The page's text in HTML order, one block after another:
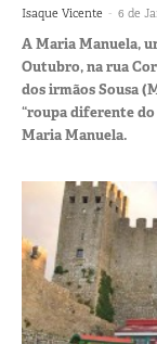
Isaque Vicente - 6 de
A Maria Manuela,
Outubro, na rua
dos irmãos Sousa
“roupa diferente
Maria Manuela.